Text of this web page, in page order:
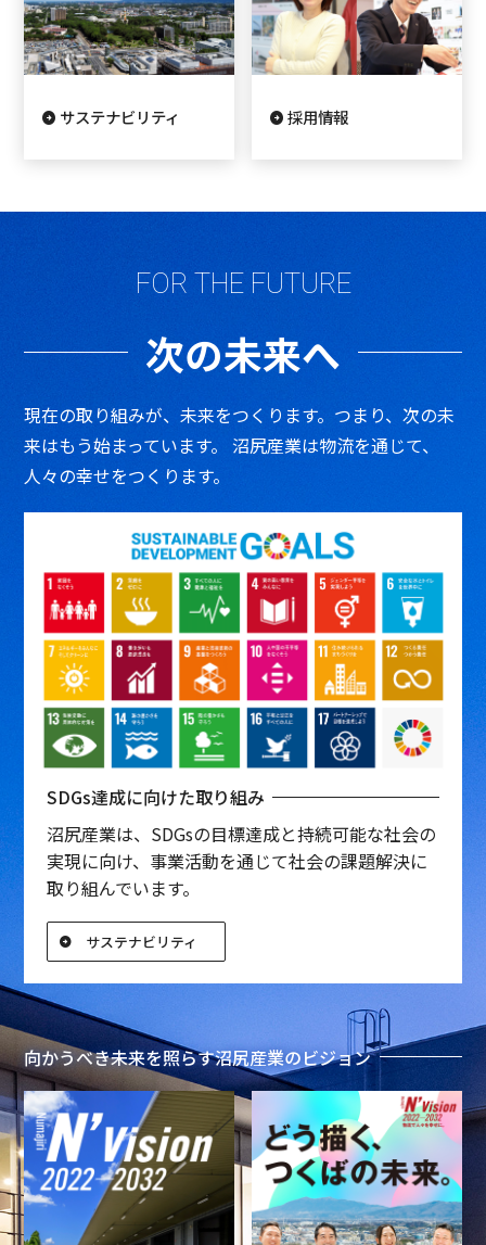
サステナビリティ 採用情報
FOR THE FUTURE
次の未来へ
現在の取り組みが、未来をつくります。 つまり、次の未
来はもう始まっています。 沼尻産業は物流を通じて、
人々の幸せをつくります。
SDGs達成に向けた取り組み
沼尻産業は、SDGsの目標達成と持続可能な社会の
実現に向け、事業活動を通じて社会の課題解決に
取り組んでいます。
サステナビリティ
向かうべき未来を照らす沼尻産業のビジョン